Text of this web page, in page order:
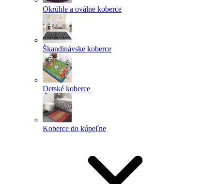
Okrúhle a oválne koberce
Škandinávske koberce
Detské koberce
Koberce do kúpeľne